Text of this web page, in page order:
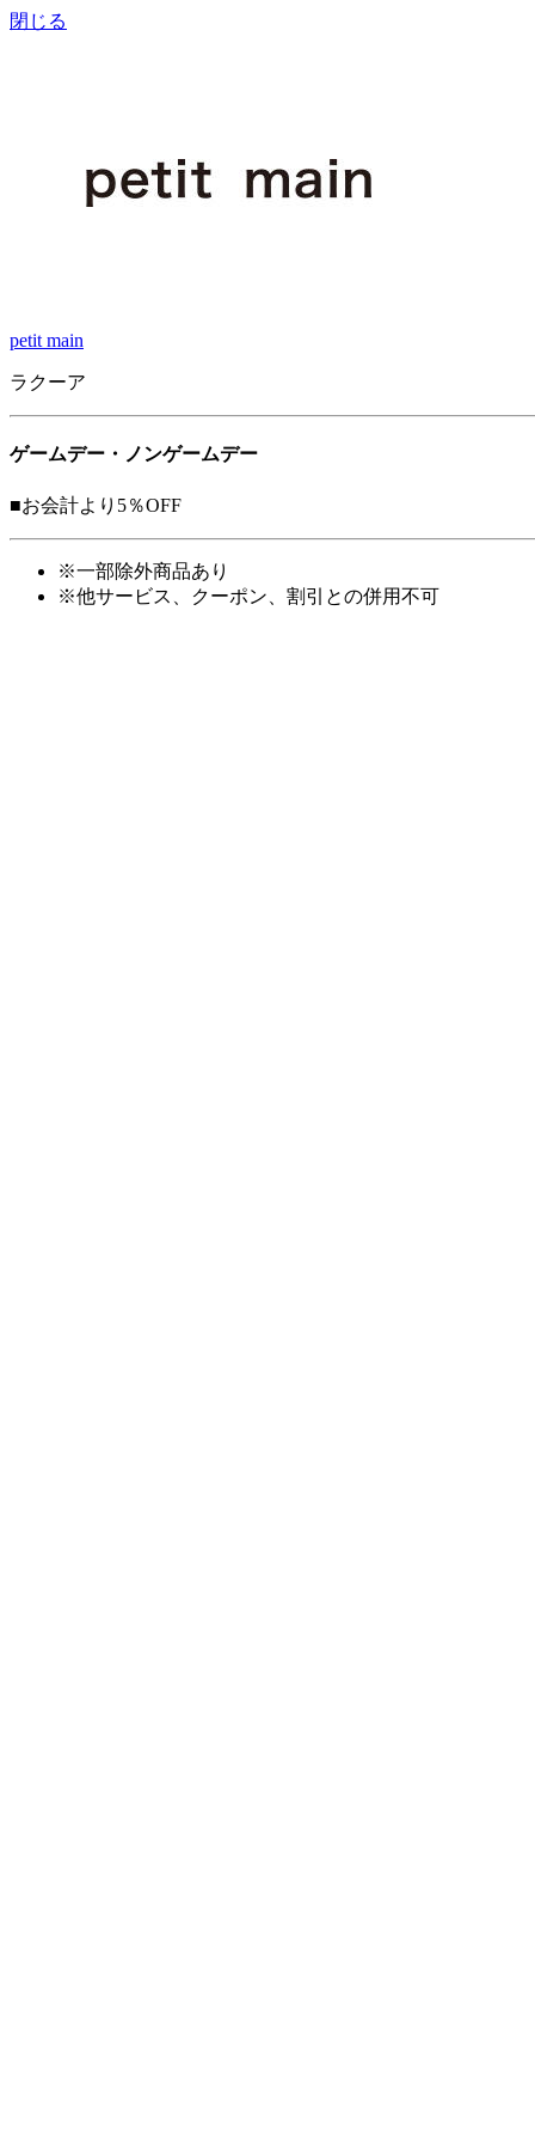
閉じる
petit main
ラクーア
ゲームデー・ノンゲームデー
■お会計より 5％OFF
※一部除外商品あり
※他サービス、クーポン、割引との併用不可